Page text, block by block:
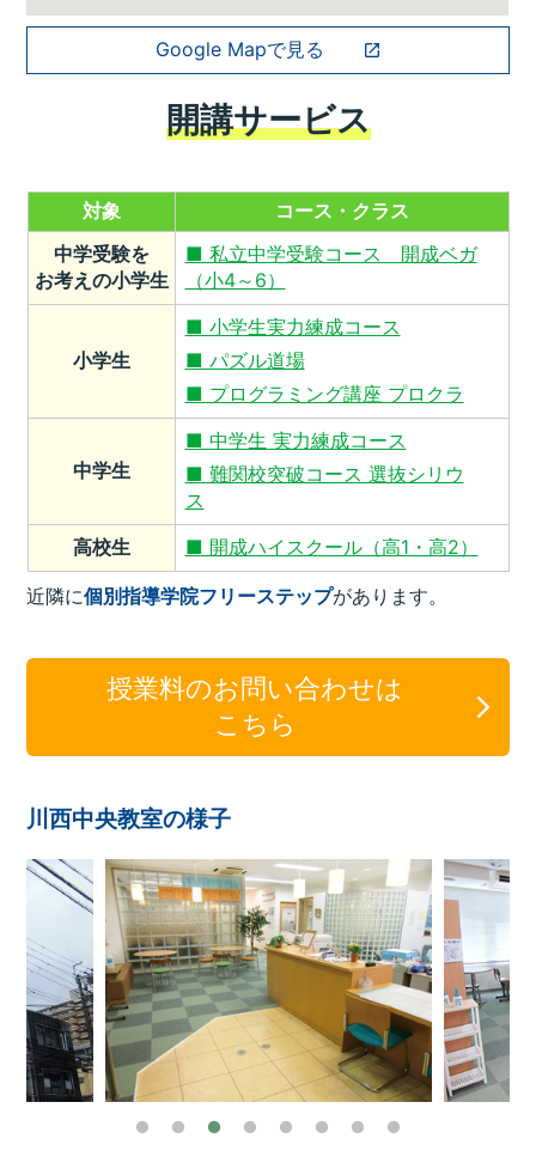
Google Mapで見る
開講サービス
対象
コース・クラス
中学受験を
お考えの小学生
■ 私立中学受験コース 開成ベガ
（小4～6）
小学生
■ 小学生実力練成コース
■ パズル道場
■ プログラミング講座 プロクラ
中学生
■ 中学生 実力練成コース
■ 難関校突破コース 選抜シリウ
ス
高校生
■ 開成ハイスクール（高1・高2）
近隣に個別指導学院フリーステップがあります。
授業料のお問い合わせは
こちら
川西中央教室の様子